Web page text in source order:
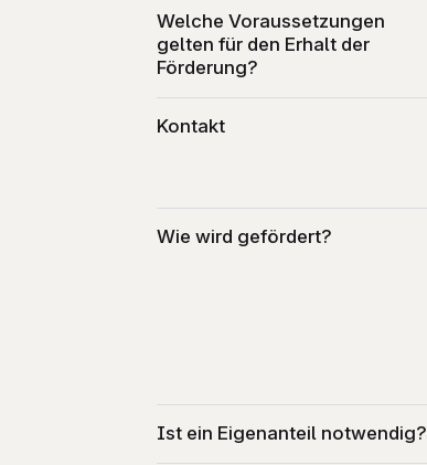
Welche Voraussetzungen
gelten für den Erhalt der
Förderung?
Kontakt
Wie wird gefördert?
Ist ein Eigenanteil notwendig?